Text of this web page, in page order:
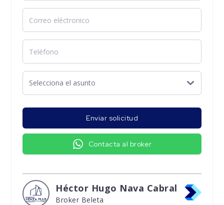
Enviar solicitud
Contacta al broker
Héctor Hugo Nava Cabral
Broker Beleta